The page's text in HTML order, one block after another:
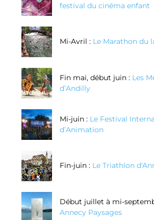
festival du cinéma enfant
Mi-Avril : Le Marathon du
Fin mai, début juin : Les
d’Andilly
Mi-juin : Le Festival
d’Animation
Fin-juin : Le Triathlon
Début juillet à mi-
Annecy Paysages